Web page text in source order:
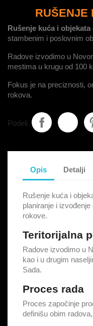
RUŠENJE
Rušenje kuća i objekata
stambenim i poslovnim
Radove izvodimo u
mestima u krugu od 100
Fokus je na preciznosti,
rokova.
Podeli
Opis Detalji
Rušenje kuća i
planiranje i
rokove.
Teritorijalna
Radove izvodimo u
kao i u drugim
Sada.
Proces rada
Proces započinje
definišu obim